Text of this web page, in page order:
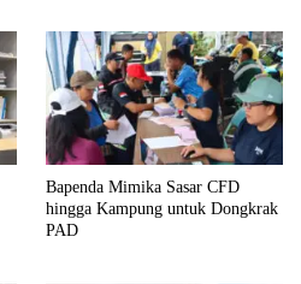
Bapenda Mimika Sasar CFD
hingga Kampung untuk Dongkrak
PAD